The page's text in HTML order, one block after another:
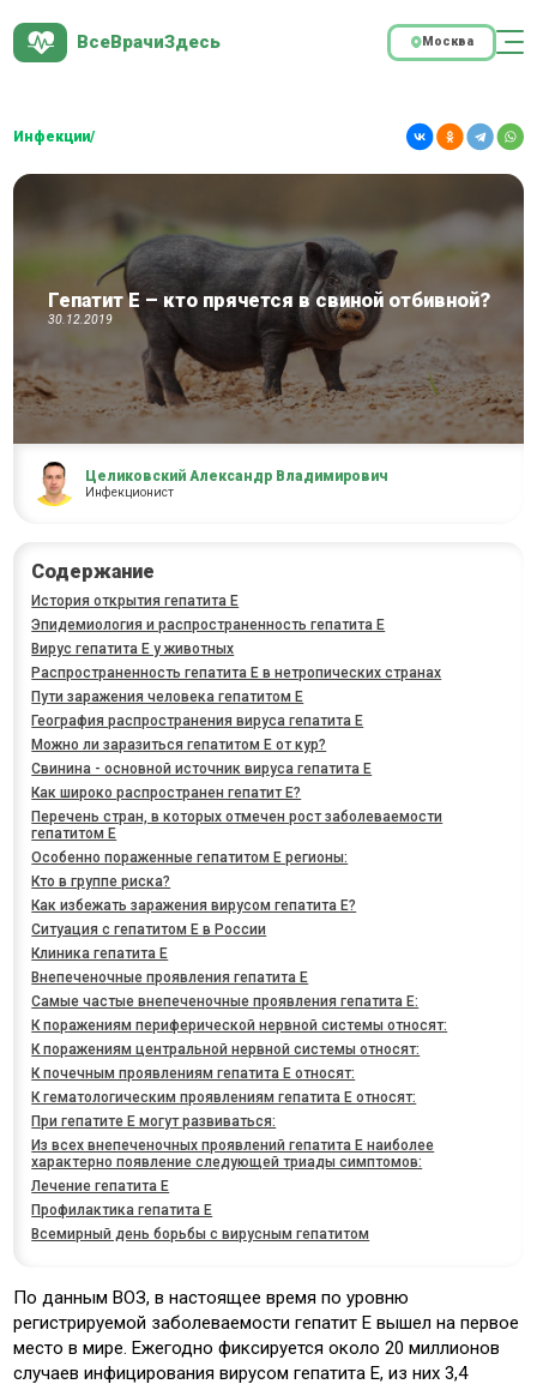
ВсеВрачиЗдесь Москва
Инфекции/
Гепатит Е – кто прячется в свиной отбивной?
30.12.2019
Целиковский Александр Владимирович
Инфекционист
Содержание
История открытия гепатита Е
Эпидемиология и распространенность гепатита Е
Вирус гепатита Е у животных
Распространенность гепатита Е в нетропических странах
Пути заражения человека гепатитом Е
География распространения вируса гепатита Е
Можно ли заразиться гепатитом Е от кур?
Свинина - основной источник вируса гепатита Е
Как широко распространен гепатит Е?
Перечень стран, в которых отмечен рост заболеваемости
гепатитом Е
Особенно пораженные гепатитом Е регионы:
Кто в группе риска?
Как избежать заражения вирусом гепатита Е?
Ситуация с гепатитом Е в России
Клиника гепатита Е
Внепеченочные проявления гепатита Е
Самые частые внепеченочные проявления гепатита Е:
К поражениям периферической нервной системы относят:
К поражениям центральной нервной системы относят:
К почечным проявлениям гепатита Е относят:
К гематологическим проявлениям гепатита Е относят:
При гепатите Е могут развиваться:
Из всех внепеченочных проявлений гепатита Е наиболее
характерно появление следующей триады симптомов:
Лечение гепатита Е
Профилактика гепатита Е
Всемирный день борьбы с вирусным гепатитом
По данным ВОЗ, в настоящее время по уровню
регистрируемой заболеваемости гепатит Е вышел на первое
место в мире. Ежегодно фиксируется около 20 миллионов
случаев инфицирования вирусом гепатита Е, из них 3,4